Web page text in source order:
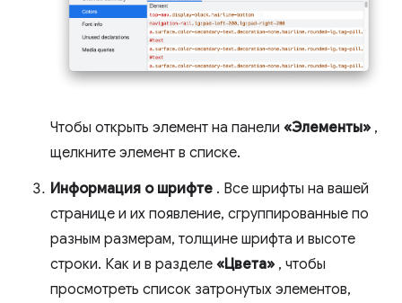
Чтобы открыть элемент на панели «Элементы» ,
щелкните элемент в списке.
Информация о шрифте . Все шрифты на вашей
странице и их появление, сгруппированные по
разным размерам, толщине шрифта и высоте
строки. Как и в разделе «Цвета» , чтобы
просмотреть список затронутых элементов,